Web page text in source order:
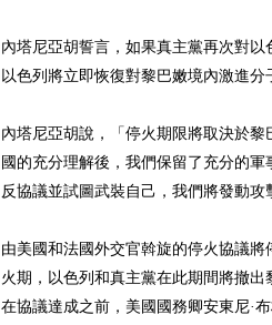
內塔尼亞胡誓言，如果真主黨再次對
以色列將立即恢復對黎巴嫩境內激進分
內塔尼亞胡說，「停火期限將取決於
國的充分理解後，我們保留了充分的
反協議並試圖武裝自己，我們將發動攻
由美國和法國外交官斡旋的停火協議將
火期，以色列和真主黨在此期間將撤出
在協議達成之前，美國國務卿安東尼·